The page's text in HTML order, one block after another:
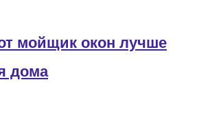
мойщик окон лучше
дома